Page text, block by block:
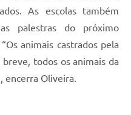
As escolas também
palestras do próximo
animais castrados pela
todos os animais da
encerra Oliveira.